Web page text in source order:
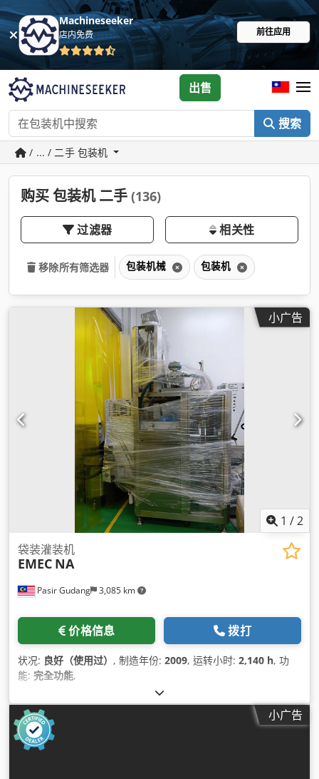
Machineseeker
店内免费 前往应用
搜索
出售
/ ... / 二手 包装机
购买 包装机 二手 (136)
过滤器 相关性
移除所有筛选器 包装机械 包装机
小广告
1 /2
Pasir Gudang 3,085 km
袋装灌装机
EMEC NA
价格信息 拨打
状况: 良好（使用过） , 制造年份: 2009, 运转小时: 2,140 h, 功
能: 完全功能,
小广告